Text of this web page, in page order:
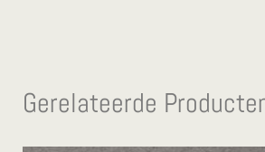
Gerelateerde